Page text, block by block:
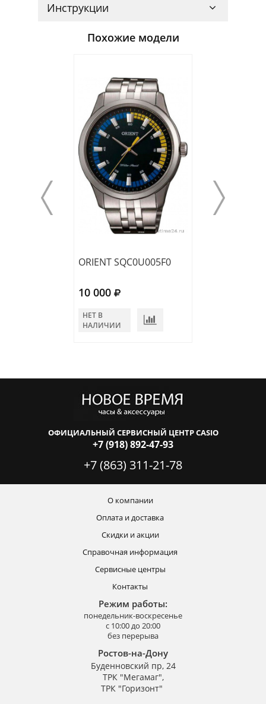
Инструкции
Похожие модели
ORIENT SQC0U005F0
10 000
НЕТ В
НАЛИЧИИ
ОФИЦИАЛЬНЫЙ СЕРВИСНЫЙ ЦЕНТР CASIO
+7 (918) 892-47-93
+7 (863) 311-21-78
О компании
Оплата и доставка
Скидки и акции
Справочная информация
Сервисные центры
Контакты
Режим работы:
понедельник-воскресенье
с 10:00 до 20:00
без перерыва
Ростов-на-Дону
Буденновский пр, 24
ТРК "Мегамаг",
ТРК "Горизонт"